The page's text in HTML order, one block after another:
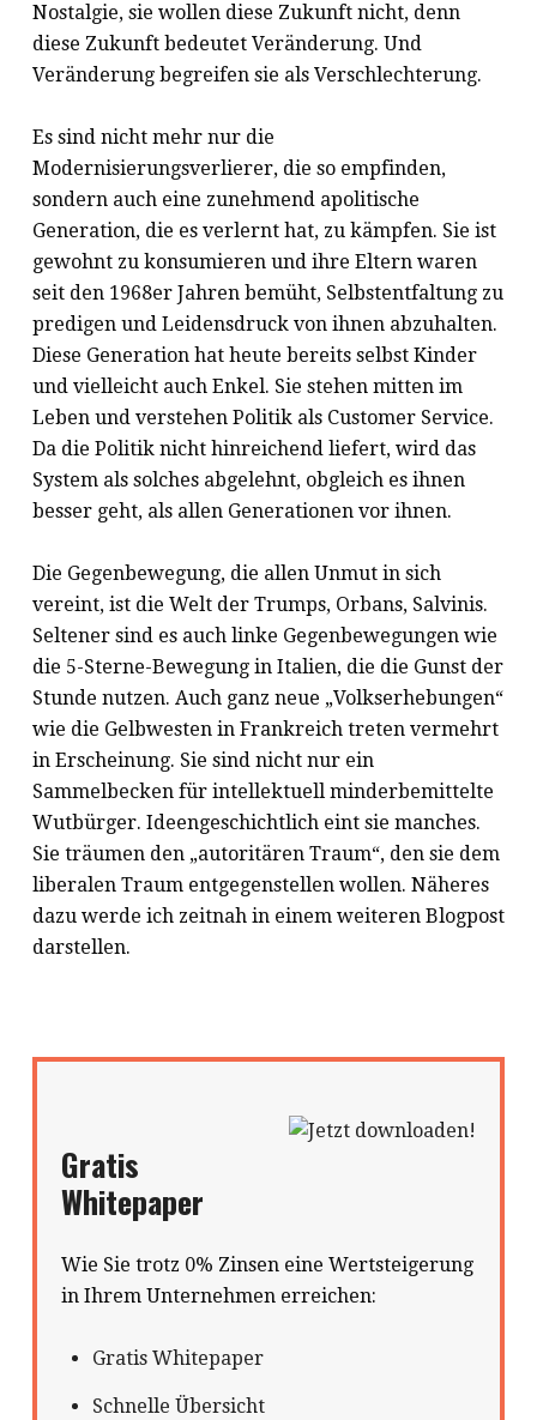
Nostalgie, sie wollen diese Zukunft nicht, denn
diese Zukunft bedeutet Veränderung. Und
Veränderung begreifen sie als Verschlechterung.
Es sind nicht mehr nur die
Modernisierungsverlierer, die so empfinden,
sondern auch eine zunehmend apolitische
Generation, die es verlernt hat, zu kämpfen. Sie ist
gewohnt zu konsumieren und ihre Eltern waren
seit den 1968er Jahren bemüht, Selbstentfaltung zu
predigen und Leidensdruck von ihnen abzuhalten.
Diese Generation hat heute bereits selbst Kinder
und vielleicht auch Enkel. Sie stehen mitten im
Leben und verstehen Politik als Customer Service.
Da die Politik nicht hinreichend liefert, wird das
System als solches abgelehnt, obgleich es ihnen
besser geht, als allen Generationen vor ihnen.
Die Gegenbewegung, die allen Unmut in sich
vereint, ist die Welt der Trumps, Orbans, Salvinis.
Seltener sind es auch linke Gegenbewegungen wie
die 5-Sterne-Bewegung in Italien, die die Gunst der
Stunde nutzen. Auch ganz neue „Volkserhebungen“
wie die Gelbwesten in Frankreich treten vermehrt
in Erscheinung. Sie sind nicht nur ein
Sammelbecken für intellektuell minderbemittelte
Wutbürger. Ideengeschichtlich eint sie manches.
Sie träumen den „autoritären Traum“, den sie dem
liberalen Traum entgegenstellen wollen. Näheres
dazu werde ich zeitnah in einem weiteren Blogpost
darstellen.
Gratis
Whitepaper
Wie Sie trotz 0% Zinsen eine Wertsteigerung
in Ihrem Unternehmen erreichen:
Gratis Whitepaper
Schnelle Übersicht